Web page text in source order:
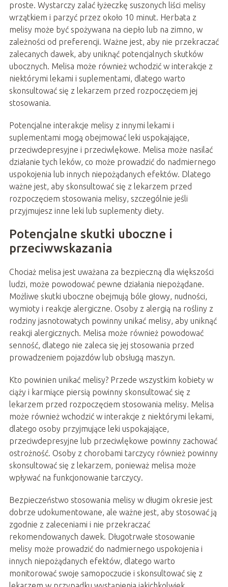
proste. Wystarczy zalać łyżeczkę suszonych liści melisy
wrzątkiem i parzyć przez około 10 minut. Herbata z
melisy może być spożywana na ciepło lub na zimno, w
zależności od preferencji. Ważne jest, aby nie przekraczać
zalecanych dawek, aby uniknąć potencjalnych skutków
ubocznych. Melisa może również wchodzić w interakcje z
niektórymi lekami i suplementami, dlatego warto
skonsultować się z lekarzem przed rozpoczęciem jej
stosowania.
Potencjalne interakcje melisy z innymi lekami i
suplementami mogą obejmować leki uspokajające,
przeciwdepresyjne i przeciwlękowe. Melisa może nasilać
działanie tych leków, co może prowadzić do nadmiernego
uspokojenia lub innych niepożądanych efektów. Dlatego
ważne jest, aby skonsultować się z lekarzem przed
rozpoczęciem stosowania melisy, szczególnie jeśli
przyjmujesz inne leki lub suplementy diety.
Potencjalne skutki uboczne i
przeciwwskazania
Chociaż melisa jest uważana za bezpieczną dla większości
ludzi, może powodować pewne działania niepożądane.
Możliwe skutki uboczne obejmują bóle głowy, nudności,
wymioty i reakcje alergiczne. Osoby z alergią na rośliny z
rodziny jasnotowatych powinny unikać melisy, aby uniknąć
reakcji alergicznych. Melisa może również powodować
senność, dlatego nie zaleca się jej stosowania przed
prowadzeniem pojazdów lub obsługą maszyn.
Kto powinien unikać melisy? Przede wszystkim kobiety w
ciąży i karmiące piersią powinny skonsultować się z
lekarzem przed rozpoczęciem stosowania melisy. Melisa
może również wchodzić w interakcje z niektórymi lekami,
dlatego osoby przyjmujące leki uspokajające,
przeciwdepresyjne lub przeciwlękowe powinny zachować
ostrożność. Osoby z chorobami tarczycy również powinny
skonsultować się z lekarzem, ponieważ melisa może
wpływać na funkcjonowanie tarczycy.
Bezpieczeństwo stosowania melisy w długim okresie jest
dobrze udokumentowane, ale ważne jest, aby stosować ją
zgodnie z zaleceniami i nie przekraczać
rekomendowanych dawek. Długotrwałe stosowanie
melisy może prowadzić do nadmiernego uspokojenia i
innych niepożądanych efektów, dlatego warto
monitorować swoje samopoczucie i skonsultować się z